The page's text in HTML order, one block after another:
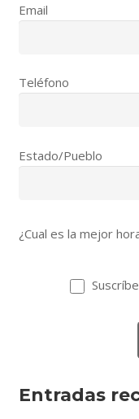
Email
Teléfono
Estado/Pueblo
¿Cual es la mejor
Entradas